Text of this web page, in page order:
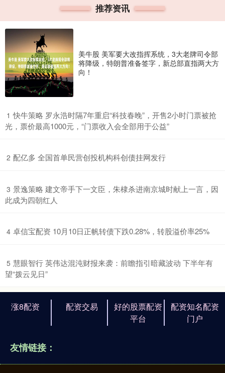
推荐资讯
美牛股 美军要大改指挥系统，3大老牌司令部
将降级，特朗普准备签字，新总部直指两大方
向！
1 ​快牛策略 罗永浩时隔7年重启“科技春晚”，开售2小时门票被抢
光，票价最高1000元，“门票收入会全部用于公益”
2 ​配亿多 全国首单民营创投机构科创债挂网发行
3 ​景逸策略 建文帝手下一文臣，朱棣杀进南京城时献上一言，因
此成为四朝红人
4 ​卓信宝配资 10月10日正帆转债下跌0.28%，转股溢价率25%
5 ​慧眼智行 英伟达混沌财报来袭：前瞻指引暗藏波动 下半年有
望“拨云见日”
涨8配资 配资交易
好的股票配资
平台
配资知名配资
门户
友情链接：